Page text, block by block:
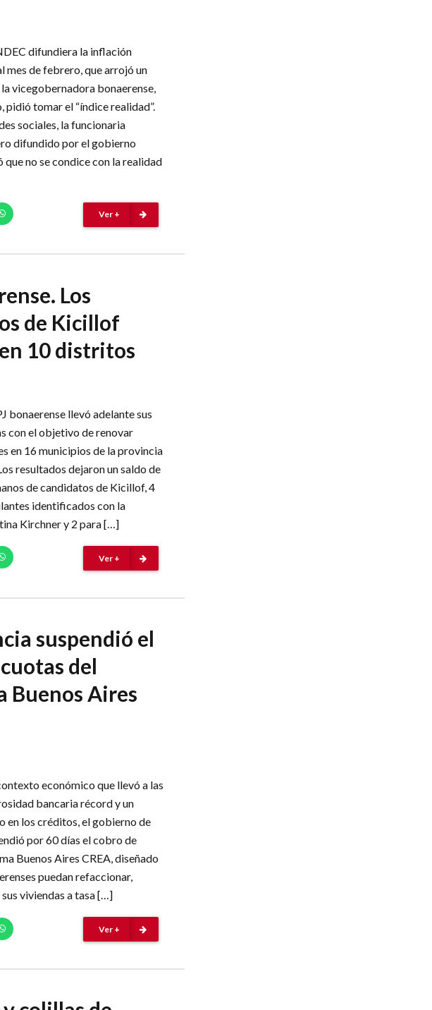
difundiera la inflación
mes de febrero, que arrojó un
vicegobernadora bonaerense,
tomar el “índice realidad”.
sociales, la funcionaria
difundido por el gobierno
que no se condice con la realidad
Ver +
Los
de Kicillof
10 distritos
bonaerense llevó adelante sus
con el objetivo de renovar
en 16 municipios de la provincia
resultados dejaron un saldo de
de candidatos de Kicillof, 4
identificados con la
Kirchner y 2 para […]
Ver +
suspendió el
del
Buenos Aires
económico que llevó a las
bancaria récord y un
en los créditos, el gobierno de
por 60 días el cobro de
Buenos Aires CREA, diseñado
puedan refaccionar,
viviendas a tasa […]
Ver +